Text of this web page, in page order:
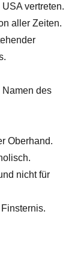
vertreten.
aller Zeiten.
Namen des
Oberhand.
nicht für